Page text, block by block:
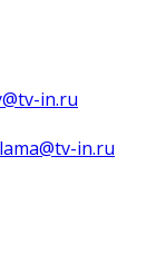
in.ru
in.ru